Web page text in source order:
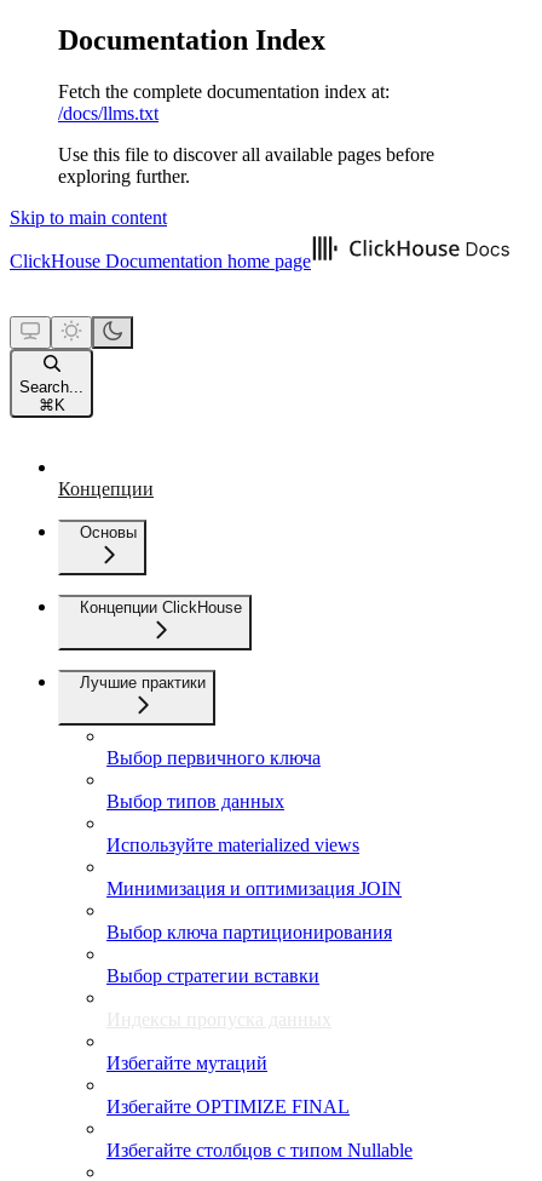
Documentation Index
Fetch the complete documentation index at:
/docs/llms.txt
Use this file to discover all available pages before
exploring further.
Skip to main content
ClickHouse Documentation home page
Search...
⌘ K
Концепции
Основы
Концепции ClickHouse
Лучшие практики
Выбор первичного ключа
Выбор типов данных
Используйте materialized views
Минимизация и оптимизация JOIN
Выбор ключа партиционирования
Выбор стратегии вставки
Индексы пропуска данных
Избегайте мутаций
Избегайте OPTIMIZE FINAL
Избегайте столбцов с типом Nullable